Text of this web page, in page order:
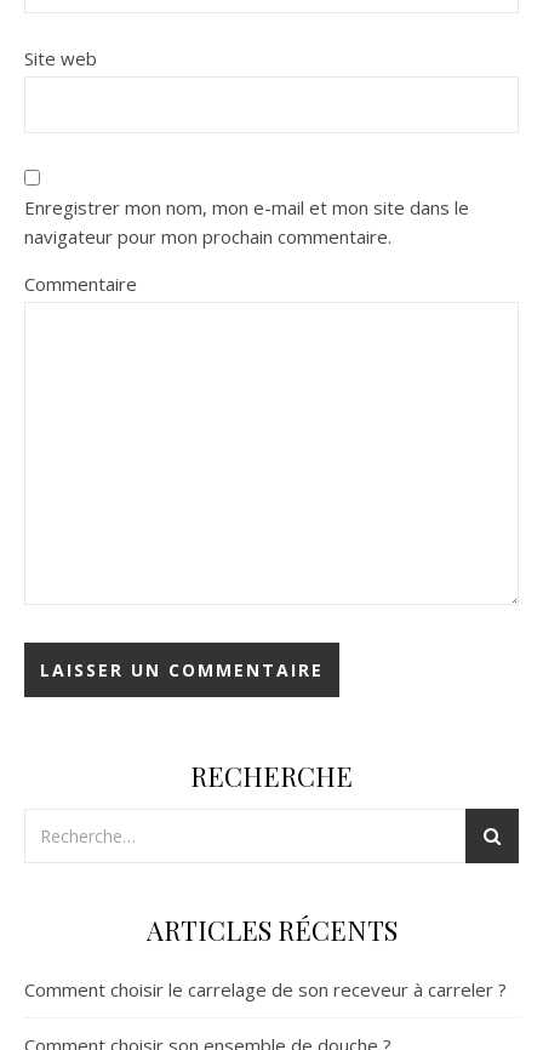
Site web
Enregistrer mon nom, mon e-mail et mon site dans le
navigateur pour mon prochain commentaire.
Commentaire
RECHERCHE
ARTICLES RÉCENTS
Comment choisir le carrelage de son receveur à carreler ?
Comment choisir son ensemble de douche ?